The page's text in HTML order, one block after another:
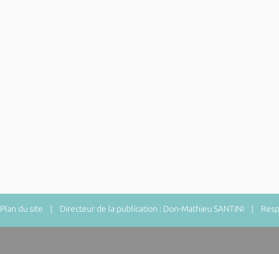
Plan du site | Directeur de la publication : Don-Mathieu SANTINI |